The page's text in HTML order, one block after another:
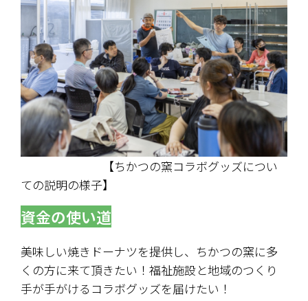
【ちかつの窯コラボグッズについ
ての説明の様子】
資金の使い道
美味しい焼きドーナツを提供し、ちかつの窯に多
くの方に来て頂きたい！福祉施設と地域のつくり
手が手がけるコラボグッズを届けたい！